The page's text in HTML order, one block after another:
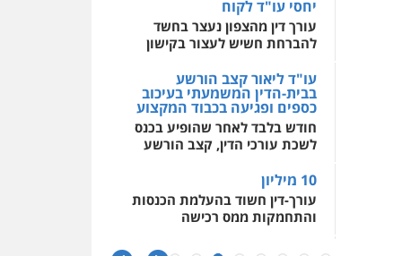
עו"ד ליאור קצב הורשע
בבית-הדין המשמעתי בעיכוב
כספים ופגיעה בכבוד המקצוע
לשכת עורכי הדין, קצב הורשע
10 מיליון
עורך-דין חשוד בהעלמת הכנסות
והתחמקות ממס רכישה
קטינים בסביבה מנוכרת
"ניכור הורי מכת מדינה": איך
מתמודדים עם ההשלכות